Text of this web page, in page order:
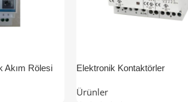
Akım Rölesi Elektronik Kontaktörler
Ürünler